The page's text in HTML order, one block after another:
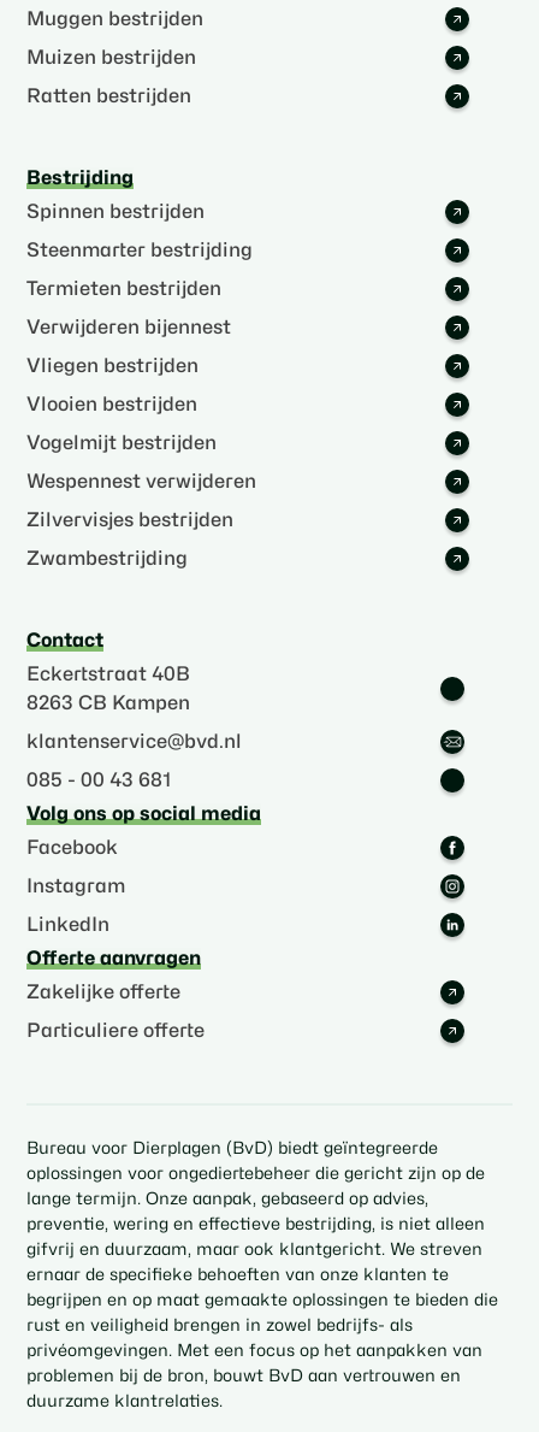
Muggen bestrijden
Muizen bestrijden
Ratten bestrijden
Bestrijding
Spinnen bestrijden
Steenmarter bestrijding
Termieten bestrijden
Verwijderen bijennest
Vliegen bestrijden
Vlooien bestrijden
Vogelmijt bestrijden
Wespennest verwijderen
Zilvervisjes bestrijden
Zwambestrijding
Contact
Eckertstraat 40B
8263 CB Kampen
klantenservice@bvd.nl
085 - 00 43 681
Volg ons op social media
Facebook
Instagram
LinkedIn
Offerte aanvragen
Zakelijke offerte
Particuliere offerte
Bureau voor Dierplagen (BvD) biedt geïntegreerde
oplossingen voor ongediertebeheer die gericht zijn op de
lange termijn. Onze aanpak, gebaseerd op advies,
preventie, wering en effectieve bestrijding, is niet alleen
gifvrij en duurzaam, maar ook klantgericht. We streven
ernaar de specifieke behoeften van onze klanten te
begrijpen en op maat gemaakte oplossingen te bieden die
rust en veiligheid brengen in zowel bedrijfs- als
privéomgevingen. Met een focus op het aanpakken van
problemen bij de bron, bouwt BvD aan vertrouwen en
duurzame klantrelaties.